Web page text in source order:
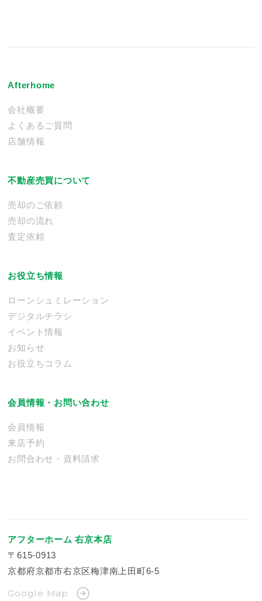
Afterhome
会社概要
よくあるご質問
店舗情報
不動産売買について
売却のご依頼
売却の流れ
査定依頼
お役立ち情報
ローンシュミレーション
デジタルチラシ
イベント情報
お知らせ
お役立ちコラム
会員情報・お問い合わせ
会員情報
来店予約
お問合わせ・資料請求
アフターホーム 右京本店
〒615-0913
京都府京都市右京区梅津南上田町6-5
Google Map